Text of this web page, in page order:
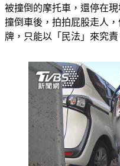
被撞倒的摩托車，還停在
撞倒車後，拍拍屁股走人，